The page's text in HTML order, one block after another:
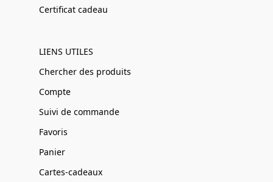
Certificat cadeau
LIENS UTILES
Chercher des produits
Compte
Suivi de commande
Favoris
Panier
Cartes-cadeaux